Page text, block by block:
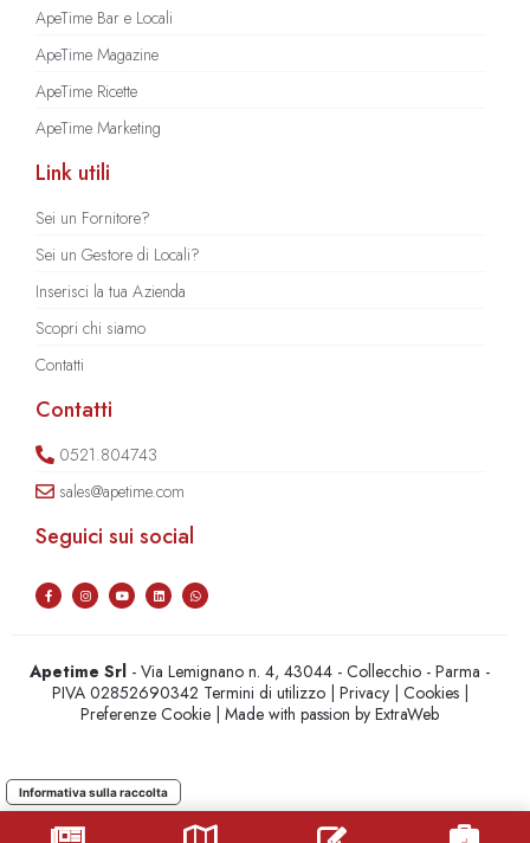
ApeTime Bar e Locali
ApeTime Magazine
ApeTime Ricette
ApeTime Marketing
Link utili
Sei un Fornitore?
Sei un Gestore di Locali?
Inserisci la tua Azienda
Scopri chi siamo
Contatti
Contatti
0521.804743
sales@apetime.com
Seguici sui social
Apetime Srl - Via Lemignano n. 4, 43044 - Collecchio - Parma -
PIVA 02852690342 Termini di utilizzo| Privacy| Cookies|
Preferenze Cookie | Made with passion byExtraWeb
Informativa sulla raccolta